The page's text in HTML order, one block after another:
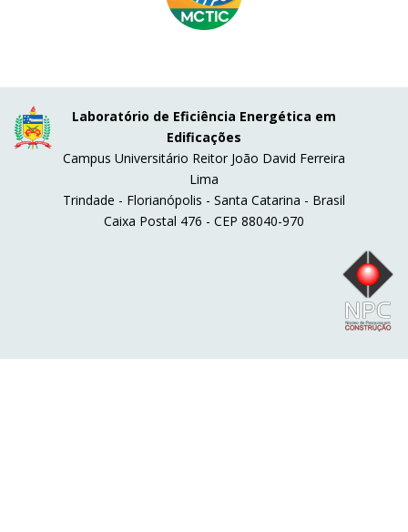
Laboratório de Eficiência Energética em
Edificações
Campus Universitário Reitor João David Ferreira
Lima
Trindade - Florianópolis - Santa Catarina - Brasil
Caixa Postal 476 - CEP 88040-970